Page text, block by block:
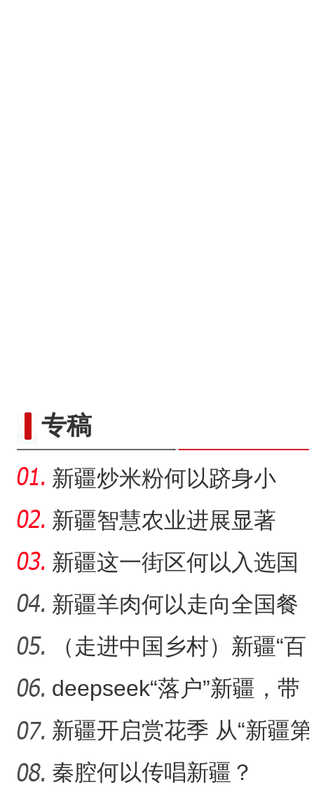
专稿
新疆炒米粉何以跻身小
吃“顶流”？
新疆智慧农业进展显著
新疆这一街区何以入选国
家级旅游休闲街区名单？
新疆羊肉何以走向全国餐
桌？
（走进中国乡村）新疆“百
年足球村”：民间赛事拉
deepseek“落户”新疆，带
来了什么？
新疆开启赏花季 从“新疆第
一春”启程感受浪漫之旅
秦腔何以传唱新疆？